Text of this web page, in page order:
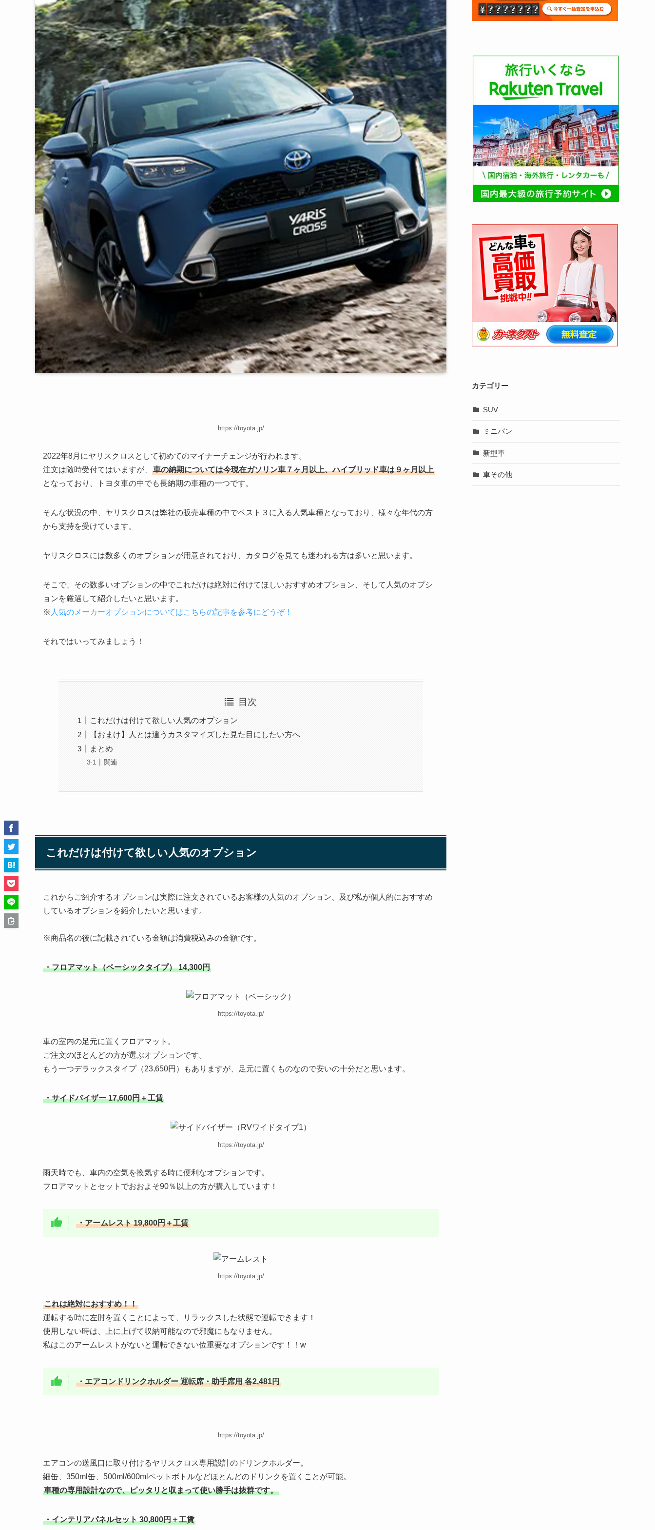
https://toyota.jp/
2022年8月にヤリスクロスとして初めてのマイナーチェンジが行われます。
注文は随時受付てはいますが、
車の納期については今現在ガソリン車７ヶ月以上、ハイブリッド車は９ヶ月以上
となっており、トヨタ車の中でも長納期の車種の一つです。
そんな状況の中、ヤリスクロスは弊社の販売車種の中でベスト３に入る人気車種となっており、様々な年代の方
から支持を受けています。
ヤリスクロスには数多くのオプションが用意されており、カタログを見ても迷われる方は多いと思います。
そこで、その数多いオプションの中でこれだけは絶対に付けてほしいおすすめオプション、そして人気のオプシ
ョンを厳選して紹介したいと思います。
※ 人気のメーカーオプションについてはこちらの記事を参考にどうぞ！
それではいってみましょう！
目次
これだけは付けて欲しい人気のオプション
【おまけ】人とは違うカスタマイズした見た目にしたい方へ
まとめ
関連
これだけは付けて欲しい人気のオプション
これからご紹介するオプションは実際に注文されているお客様の人気のオプション、及び私が個人的におすすめ
しているオプションを紹介したいと思います。
※商品名の後に記載されている金額は消費税込みの金額です。
・フロアマット（ベーシックタイプ） 14,300円
https://toyota.jp/
車の室内の足元に置くフロアマット。
ご注文のほとんどの方が選ぶオプションです。
もう一つデラックスタイプ（23,650円）もありますが、足元に置くものなので安いの十分だと思います。
・サイドバイザー 17,600円＋工賃
https://toyota.jp/
雨天時でも、車内の空気を換気する時に便利なオプションです。
フロアマットとセットでおおよそ90％以上の方が購入しています！
・アームレスト 19,800円＋工賃
https://toyota.jp/
これは絶対におすすめ！！
運転する時に左肘を置くことによって、リラックスした状態で運転できます！
使用しない時は、上に上げて収納可能なので邪魔にもなりません。
私はこのアームレストがないと運転できない位重要なオプションです！！w
・エアコンドリンクホルダー 運転席・助手席用 各2,481円
https://toyota.jp/
エアコンの送風口に取り付けるヤリスクロス専用設計のドリンクホルダー。
細缶、350ml缶、500ml/600mlペットボトルなどほとんどのドリンクを置くことが可能。
車種の専用設計なので、ピッタリと収まって使い勝手は抜群です。
・インテリアパネルセット 30,800円＋工賃
カテゴリー
SUV
ミニバン
新型車
車その他